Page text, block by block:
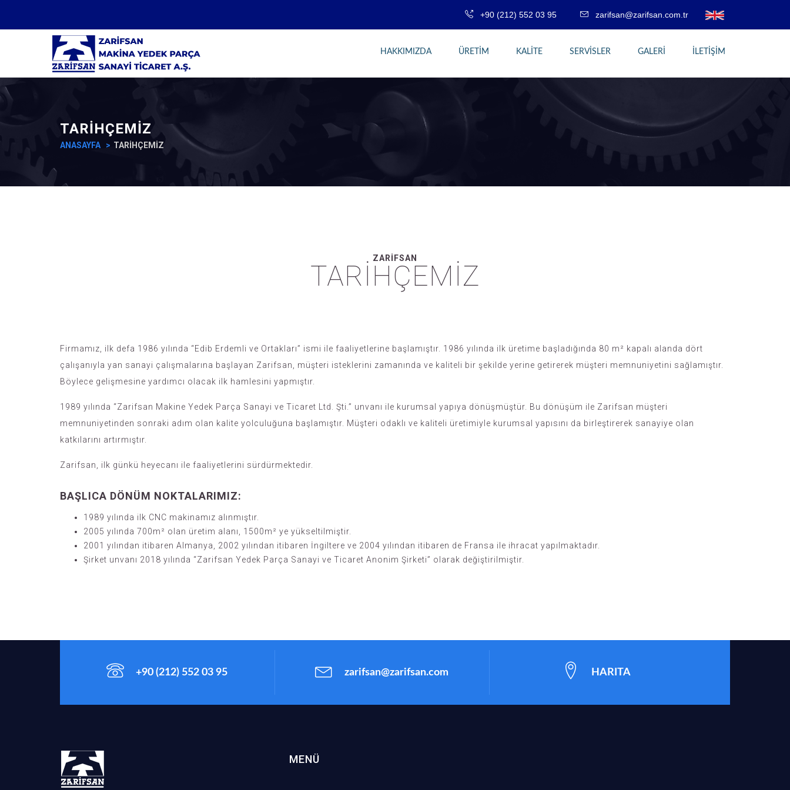
+90 (212) 552 03 95 zarifsan@zarifsan.com.tr
HAKKIMIZDA ÜRETİM KALİTE SERVİSLER GALERİ İLETİŞİM
TARİHÇEMİZ
ANASAYFA TARİHÇEMİZ
ZARİFSAN
TARİHÇEMİZ
Firmamız, ilk defa 1986 yılında “Edib Erdemli ve Ortakları” ismi ile faaliyetlerine başlamıştır. 1986 yılında ilk üretime başladığında 80 m² kapalı alanda dört
çalışanıyla yan sanayi çalışmalarına başlayan Zarifsan, müşteri isteklerini zamanında ve kaliteli bir şekilde yerine getirerek müşteri memnuniyetini sağlamıştır.
Böylece gelişmesine yardımcı olacak ilk hamlesini yapmıştır.
1989 yılında “Zarifsan Makine Yedek Parça Sanayi ve Ticaret Ltd. Şti.” unvanı ile kurumsal yapıya dönüşmüştür. Bu dönüşüm ile Zarifsan müşteri
memnuniyetinden sonraki adım olan kalite yolculuğuna başlamıştır. Müşteri odaklı ve kaliteli üretimiyle kurumsal yapısını da birleştirerek sanayiye olan
katkılarını artırmıştır.
Zarifsan, ilk günkü heyecanı ile faaliyetlerini sürdürmektedir.
BAŞLICA DÖNÜM NOKTALARIMIZ:
1989 yılında ilk CNC makinamız alınmıştır.
2005 yılında 700m² olan üretim alanı, 1500m² ye yükseltilmiştir.
2001 yılından itibaren Almanya, 2002 yılından itibaren İngiltere ve 2004 yılından itibaren de Fransa ile ihracat yapılmaktadır.
Şirket unvanı 2018 yılında “Zarifsan Yedek Parça Sanayi ve Ticaret Anonim Şirketi” olarak değiştirilmiştir.
+90 (212) 552 03 95 zarifsan@zarifsan.com HARITA
MENÜ